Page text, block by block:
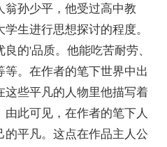
翁孙少平，他受过高中教
生进行思想探讨的程度。
的'品质。他能吃苦耐劳、
。在作者的笔下世界中出
这些平凡的人物里他描写着
由此可见，在作者的笔下人
的平凡。这点在作品主人公